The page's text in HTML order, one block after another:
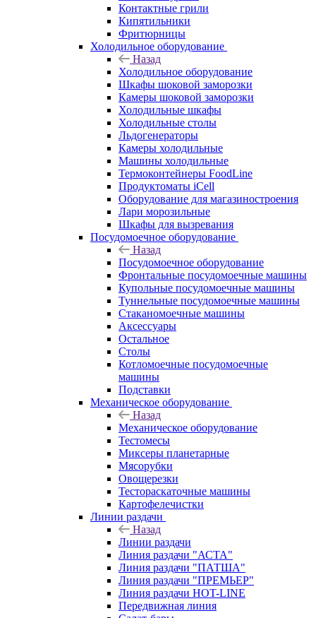
Контактные грили
Кипятильники
Фритюрницы
Холодильное оборудование
Назад
Холодильное оборудование
Шкафы шоковой заморозки
Камеры шоковой заморозки
Холодильные шкафы
Холодильные столы
Льдогенераторы
Камеры холодильные
Машины холодильные
Термоконтейнеры FoodLine
Продуктоматы iCell
Оборудование для магазиностроения
Лари морозильные
Шкафы для вызревания
Посудомоечное оборудование
Назад
Посудомоечное оборудование
Фронтальные посудомоечные машины
Купольные посудомоечные машины
Туннельные посудомоечные машины
Стаканомоечные машины
Аксессуары
Остальное
Столы
Котломоечные посудомоечные
машины
Подставки
Механическое оборудование
Назад
Механическое оборудование
Тестомесы
Миксеры планетарные
Мясорубки
Овощерезки
Тестораскаточные машины
Картофелечистки
Линии раздачи
Назад
Линии раздачи
Линия раздачи "АСТА"
Линия раздачи "ПАТША"
Линия раздачи "ПРЕМЬЕР"
Линия раздачи HOT-LINE
Передвижная линия